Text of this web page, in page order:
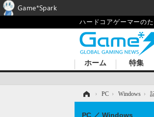
ハードコアゲーマーの
ホーム 特集
› PC › Windows ›
PC Windows
Game*Spark